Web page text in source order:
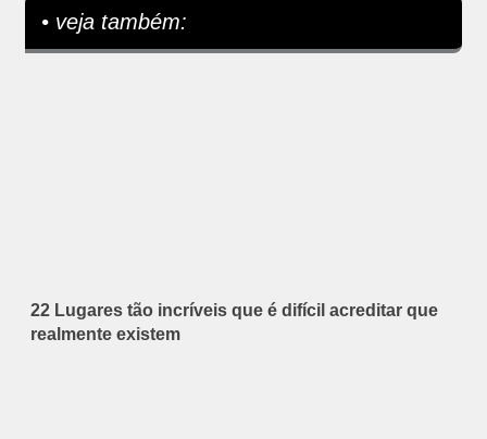
• veja também:
22 Lugares tão incríveis que é difícil acreditar que
realmente existem